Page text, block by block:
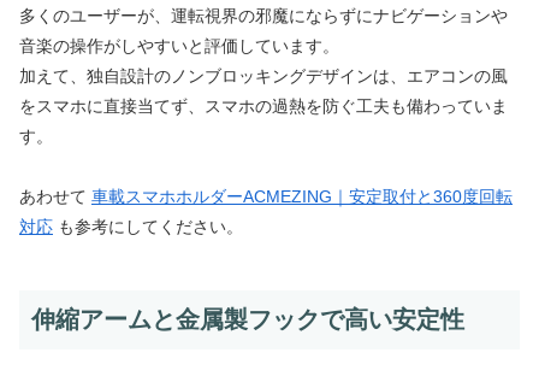
多くのユーザーが、運転視界の邪魔にならずにナビゲーションや
音楽の操作がしやすいと評価しています。
加えて、独自設計のノンブロッキングデザインは、エアコンの風
をスマホに直接当てず、スマホの過熱を防ぐ工夫も備わっていま
す。
あわせて 車載スマホホルダーACMEZING｜安定取付と360度回転
対応 も参考にしてください。
伸縮アームと金属製フックで高い安定性